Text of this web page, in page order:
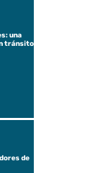
una
tránsito
de